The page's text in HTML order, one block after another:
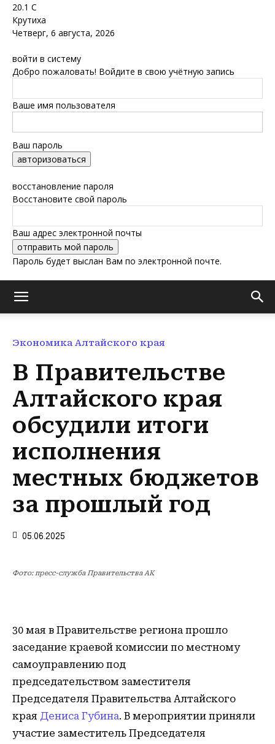
20.1 C
Крутиха
Четверг, 6 августа, 2026
войти в систему
Добро пожаловать! Войдите в свою учётную запись
Ваше имя пользователя
Ваш пароль
восстановление пароля
Восстановите свой пароль
Ваш адрес электронной почты
Пароль будет выслан Вам по электронной почте.
Экономика Алтайского края
В Правительстве
Алтайского края
обсудили итоги
исполнения
местных бюджетов
за прошлый год
05.06.2025
Фото: пресс-служба Правительства АК
30 мая в Правительстве региона прошло
заседание краевой комиссии по местному
самоуправлению под
председательством заместителя
Председателя Правительства Алтайского
края Дениса Губина. В мероприятии приняли
участие заместитель Председателя